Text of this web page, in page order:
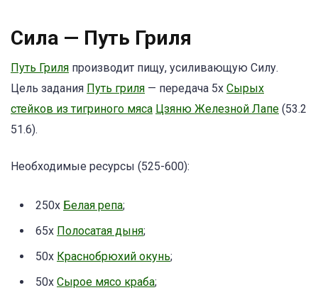
Сила — Путь Гриля
Путь Гриля производит пищу, усиливающую Силу.
Цель задания Путь гриля — передача 5x Сырых
стейков из тигриного мяса Цзяню Железной Лапе (53.2
51.6).
Необходимые ресурсы (525-600):
250x Белая репа;
65x Полосатая дыня;
50x Краснобрюхий окунь;
50x Сырое мясо краба;